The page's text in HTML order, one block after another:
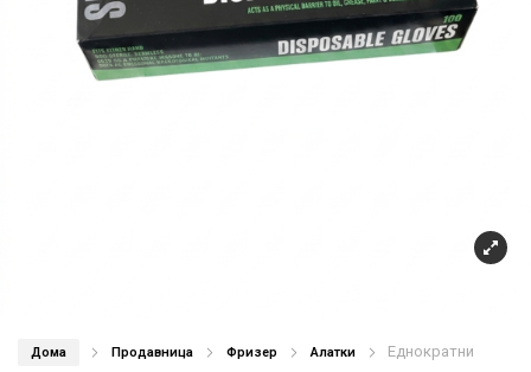
Дома Продавница Фризер Алатки
Еднократни